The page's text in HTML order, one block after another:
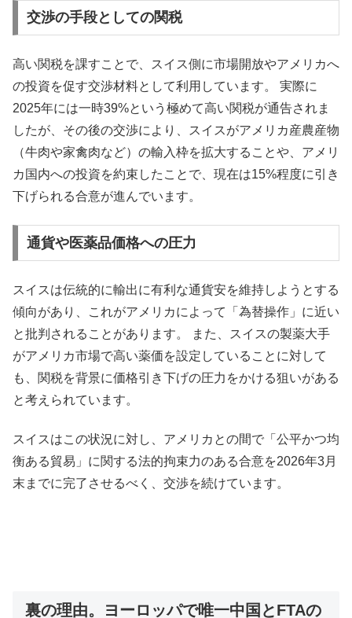
交渉の手段としての関税
高い関税を課すことで、スイス側に市場開放やアメリカへ
の投資を促す交渉材料として利用しています。 実際に
2025年には一時39%という極めて高い関税が通告されま
したが、その後の交渉により、スイスがアメリカ産農産物
（牛肉や家禽肉など）の輸入枠を拡大することや、アメリ
カ国内への投資を約束したことで、現在は15%程度に引き
下げられる合意が進んでいます。
通貨や医薬品価格への圧力
スイスは伝統的に輸出に有利な通貨安を維持しようとする
傾向があり、これがアメリカによって「為替操作」に近い
と批判されることがあります。 また、スイスの製薬大手
がアメリカ市場で高い薬価を設定していることに対して
も、関税を背景に価格引き下げの圧力をかける狙いがある
と考えられています。
スイスはこの状況に対し、アメリカとの間で「公平かつ均
衡ある貿易」に関する法的拘束力のある合意を2026年3月
末までに完了させるべく、交渉を続けています。
裏の理由。ヨーロッパで唯一中国とFTAの